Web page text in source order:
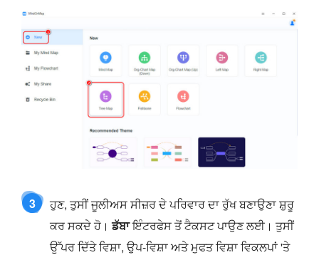
3
ਹੁਣ, ਤੁਸੀਂ ਜੂਲੀਅਸ ਸੀਜ਼ਰ ਦੇ ਪਰਿਵਾਰ ਦਾ ਰੁੱਖ ਬਣਾਉਣਾ ਸ਼ੁਰੂ
ਕਰ ਸਕਦੇ ਹੋ।ਡੱਬਾਇੰਟਰਫੇਸ ਤੋਂ ਟੈਕਸਟ ਪਾਉਣ ਲਈ। ਤੁਸੀਂ
ਉੱਪਰ ਦਿੱਤੇ ਵਿਸ਼ਾ, ਉਪ-ਵਿਸ਼ਾ ਅਤੇ ਮੁਫਤ ਵਿਸ਼ਾ ਵਿਕਲਪਾਂ 'ਤੇ